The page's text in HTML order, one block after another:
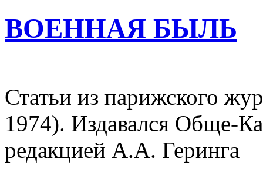
ВОЕННАЯ БЫЛЬ
Статьи из парижского
1974). Издавался Обще-
редакцией А.А. Геринга